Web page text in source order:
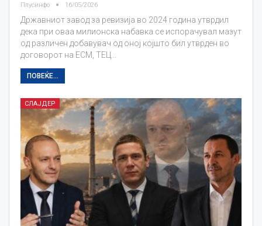
Плусинфо 16/05/2026
Државниот завод за ревизија во 2024 година утврдил
дека при оваа милионска набавка се испорачувал мазут
од различен добавувач од оној којшто бил утврден во
договорот на ЕСМ, ТЕЦ…
ПОВЕЌЕ...
СЛАЈДЕР